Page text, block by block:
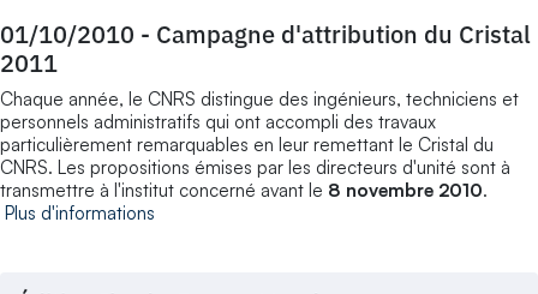
01/10/2010 - Campagne d'attribution du Cristal
2011
Chaque année, le CNRS distingue des ingénieurs, techniciens et
personnels administratifs qui ont accompli des travaux
particulièrement remarquables en leur remettant le Cristal du
CNRS. Les propositions émises par les directeurs d'unité sont à
transmettre à l'institut concerné avant le 8 novembre 2010.
Plus d'informations